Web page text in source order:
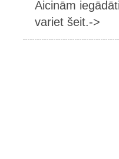
Aicinām
variet šeit.->